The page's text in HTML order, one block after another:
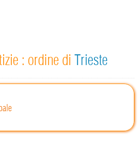
: ordine di Trieste